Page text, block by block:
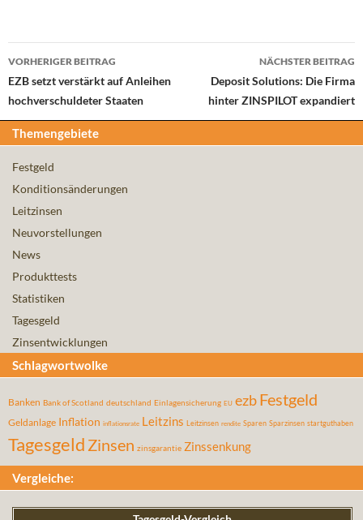
Beitrags-
Navigation
VORHERIGER BEITRAG
EZB setzt verstärkt auf Anleihen
hochverschuldeter Staaten
NÄCHSTER BEITRAG
Deposit Solutions: Die Firma
hinter ZINSPILOT expandiert
Themengebiete
Festgeld
Konditionsänderungen
Leitzinsen
Neuvorstellungen
News
Produkttests
Statistiken
Tagesgeld
Zinsentwicklungen
Schlagwortwolke
Banken Bank of Scotland deutschland Einlagensicherung EU ezbFestgeld
Geldanlage Inflation inflationsrate Leitzins Leitzinsen rendite Sparen Sparzinsen startguthaben
Tagesgeld Zinsen zinsgarantie Zinssenkung
Vergleiche: